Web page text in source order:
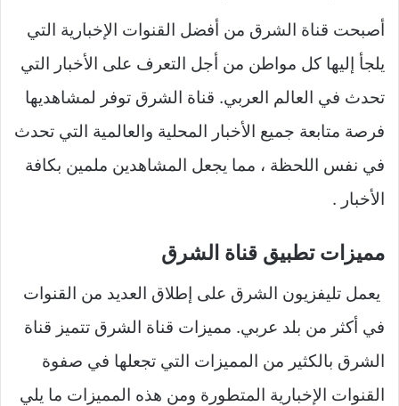
أصبحت قناة الشرق من أفضل القنوات الإخبارية التي
يلجأ إليها كل مواطن من أجل التعرف على الأخبار التي
تحدث في العالم العربي. قناة الشرق توفر لمشاهديها
فرصة متابعة جميع الأخبار المحلية والعالمية التي تحدث
في نفس اللحظة ، مما يجعل المشاهدين ملمين بكافة
الأخبار .
مميزات تطبيق قناة الشرق
يعمل تليفزيون الشرق على إطلاق العديد من القنوات
في أكثر من بلد عربي. مميزات قناة الشرق تتميز قناة
الشرق بالكثير من المميزات التي تجعلها في صفوة
القنوات الإخبارية المتطورة ومن هذه المميزات ما يلي